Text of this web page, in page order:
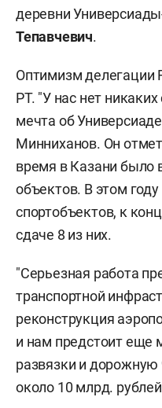
деревни
Тепавчевич.
Оптимизм делегации
РТ. "У нас нет
мечта об
Минниханов. Он
время в Казани было
объектов. В этом
спортобъектов, к
сдаче 8 из них.
"Серьезная работа
транспортной
реконструкция
и нам предстоит еще
развязки и дорожную
около 10 млрд.